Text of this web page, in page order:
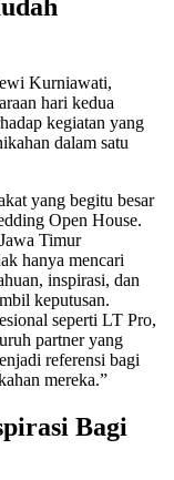
Kurniawati,
hari kedua
kegiatan yang
dalam satu
yang begitu besar
Open House.
Timur
hanya mencari
inspirasi, dan
keputusan.
seperti LT Pro,
partner yang
referensi bagi
mereka.”
Bagi